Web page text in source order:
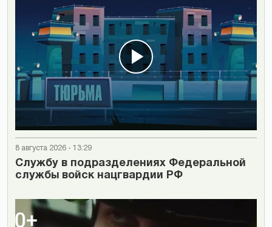
8 августа 2026 - 13:29
Cлужбу в подразделениях Федеральной
службы войск нацгвардии РФ